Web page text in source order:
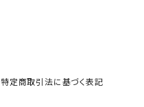
特定商取引法に基づく表記